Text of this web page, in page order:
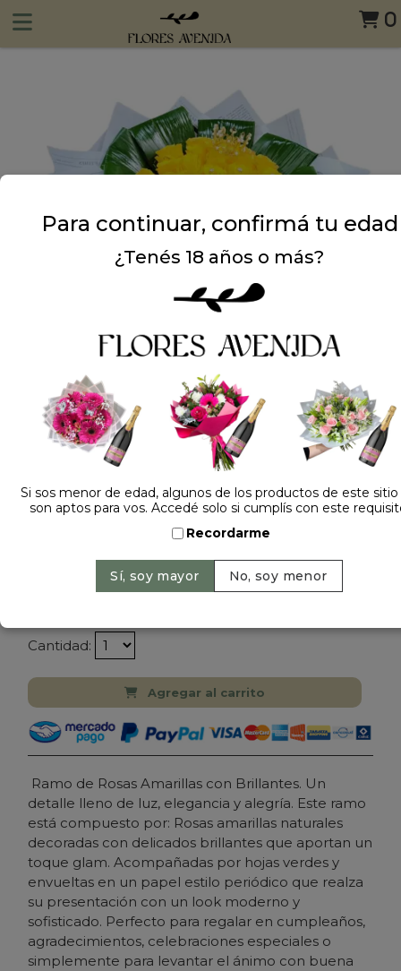
0
Dejá tu opinión
RAMO DE 24 ROSAS AMARILLAS IMPORTADAS
CON PAPEL COREANO
Cantidad:
Agregar al carrito
Ramo de Rosas Amarillas con Brillantes. Un
detalle lleno de luz, elegancia y alegría. Este ramo
está compuesto por: Rosas amarillas naturales
decoradas con delicados brillantes que aportan un
toque glam. Acompañadas por hojas verdes y
envueltas en un papel estilo periódico que realza
su presentación con un look moderno y
sofisticado. Perfecto para regalar en cumpleaños,
agradecimientos, celebraciones especiales o
simplemente para levantar el ánimo con buena
Para continuar, confirmá tu edad
¿Tenés 18 años o más?
Si sos menor de edad, algunos de los productos de este
son aptos para vos. Accedé solo si cumplís con este
Recordarme